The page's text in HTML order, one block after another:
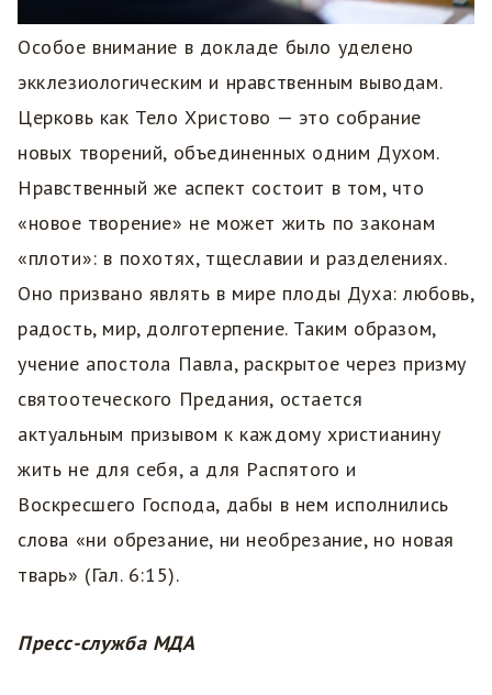
Особое внимание в докладе было уделено
экклезиологическим и нравственным выводам.
Церковь как Тело Христово — это собрание
новых творений, объединенных одним Духом.
Нравственный же аспект состоит в том, что
«новое творение» не может жить по законам
«плоти»: в похотях, тщеславии и разделениях.
Оно призвано являть в мире плоды Духа: любовь,
радость, мир, долготерпение. Таким образом,
учение апостола Павла, раскрытое через призму
святоотеческого Предания, остается
актуальным призывом к каждому христианину
жить не для себя, а для Распятого и
Воскресшего Господа, дабы в нем исполнились
слова «ни обрезание, ни необрезание, но новая
тварь» (Гал. 6:15).
Пресс-служба МДА